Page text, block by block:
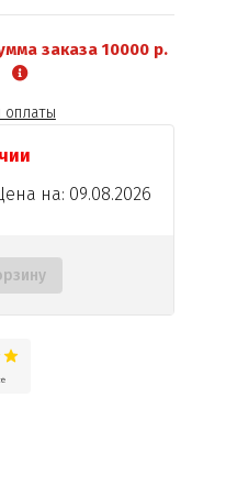
заказа 10000 р.
оплаты
на: 09.08.2026